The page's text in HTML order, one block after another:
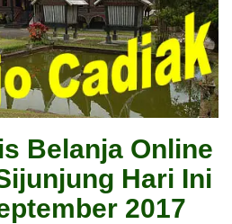
Belanja Online
Hari Ini
2017